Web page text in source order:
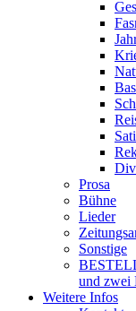
Prosa
Bühne
Lieder
Sonstige
und zwei
Weitere Infos